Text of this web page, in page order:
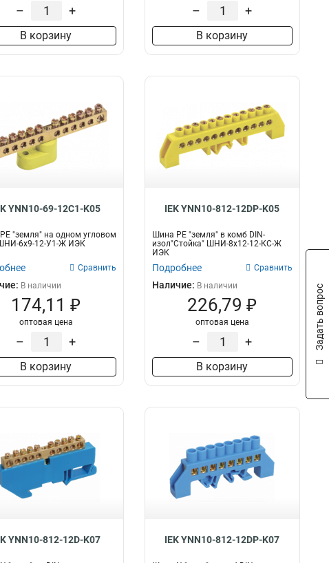
– +
В корзину
– +
В корзину
YNN10-69-12C1-K05
"земля" на одном угловом
6х9-12-У1-Ж ИЭК
Сравнить
В наличии
174,11 ₽
оптовая цена
– +
В корзину
IEK YNN10-812-12DP-K05
Шина PE "земля" в комб DIN-
изол"Стойка" ШНИ-8х12-12-КС-Ж
ИЭК
Подробнее Сравнить
Наличие: В наличии
226,79 ₽
оптовая цена
– +
В корзину
YNN10-812-12D-K07 IEK YNN10-812-12DP-K07
Задать вопрос